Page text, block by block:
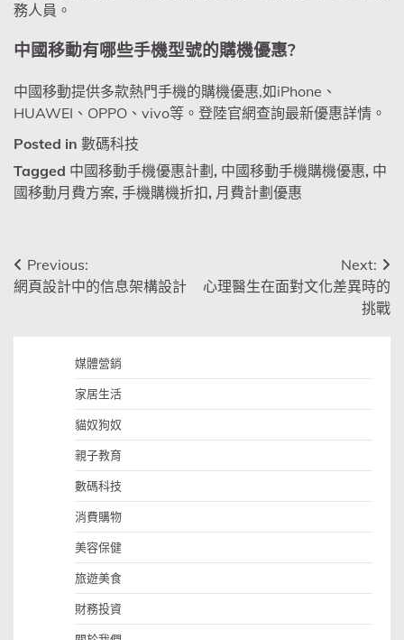
務人員。
中國移動有哪些手機型號的購機優惠?
中國移動提供多款熱門手機的購機優惠,如iPhone、
HUAWEI、OPPO、vivo等。登陸官網查詢最新優惠詳情。
Posted in 數碼科技
Tagged 中國移動手機優惠計劃, 中國移動手機購機優惠, 中
國移動月費方案, 手機購機折扣, 月費計劃優惠
文
章
Previous:
網頁設計中的信息架構設計
Next:
心理醫生在面對文化差異時的
挑戰
媒體營銷
家居生活
貓奴狗奴
親子教育
數碼科技
消費購物
美容保健
旅遊美食
財務投資